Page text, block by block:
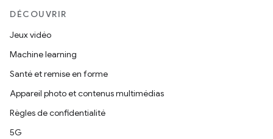
DÉCOUVRIR
Jeux vidéo
Machine learning
Santé et remise en forme
Appareil photo et contenus multimédias
Règles de confidentialité
5G